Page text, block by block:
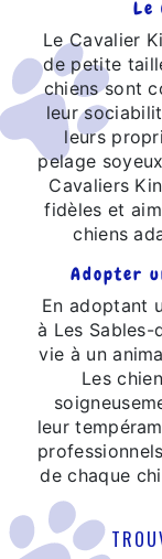
Le
Le Cavalier
de petite
chiens sont
leur
leurs
pelage
Cavaliers
fidèles et
chiens
Adopter
En adoptant
à Les
vie à un
Les
leur
de chaque